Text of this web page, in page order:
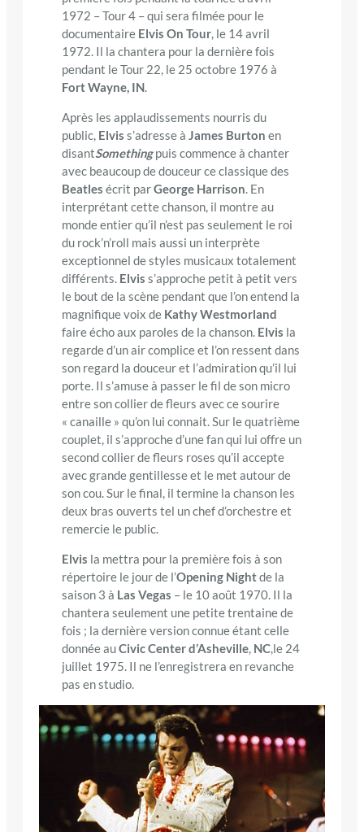
1972 – Tour 4 – qui sera filmée pour le
documentaire Elvis On Tour, le 14 avril
1972. Il la chantera pour la dernière fois
pendant le Tour 22, le 25 octobre 1976 à
Fort Wayne, IN.
Après les applaudissements nourris du
public, Elviss’adresse à James Burtonen
disantSomethingpuis commence à chanter
avec beaucoup de douceur ce classique des
Beatlesécrit parGeorge Harrison. En
interprétant cette chanson, il montre au
monde entier qu’il n’est pas seulement le roi
du rock’n’roll mais aussi un interprète
exceptionnel de styles musicaux totalement
différents. Elviss’approche petit à petit vers
le bout de la scène pendant que l’on entend la
magnifique voix de Kathy Westmorland
faire écho aux paroles de la chanson. Elvis la
regarde d’un air complice et l’on ressent dans
son regard la douceur et l’admiration qu’il lui
porte. Il s’amuse à passer le fil de son micro
entre son collier de fleurs avec ce sourire
« canaille » qu’on lui connait. Sur le quatrième
couplet, il s’approche d’une fan qui lui offre un
second collier de fleurs roses qu’il accepte
avec grande gentillesse et le met autour de
son cou. Sur le final, il termine la chanson les
deux bras ouverts tel un chef d’orchestre et
remercie le public.
Elvis la mettra pour la première fois à son
répertoire le jour de l’Opening Nightde la
saison 3 à Las Vegas – le 10 août 1970. Il la
chantera seulement une petite trentaine de
fois ; la dernière version connue étant celle
donnée auCivic Center d’Asheville, NC,le 24
juillet 1975. Il ne l’enregistrera en revanche
pas en studio.